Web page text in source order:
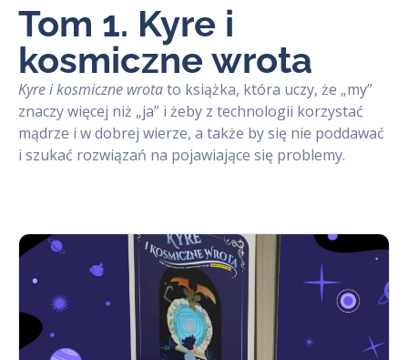
Tom 1. Kyre i
kosmiczne wrota
Kyre i kosmiczne wrotato książka, która uczy, że „my”
znaczy więcej niż „ja” i żeby z technologii korzystać
mądrze i w dobrej wierze, a także by się nie poddawać
i szukać rozwiązań na pojawiające się problemy.